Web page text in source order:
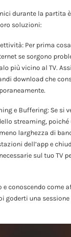
durante la partita
soluzioni:
Per prima
se sorgono
più vicino al TV.
download che
e Buffering: Se si
streaming, poiché
larghezza di
dell’app e
sul tuo TV
conoscendo come
goderti una sessione